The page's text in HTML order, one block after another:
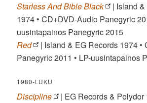
Starless And Bible Black
| Island
1974 • CD+DVD-Audio Panegyric
uusintapainos Panegyric 2015
Red
| Island & EG Records 1974
Panegyric 2011 • LP-uusintapainos
1980-LUKU
Discipline
| EG Records & Polydor